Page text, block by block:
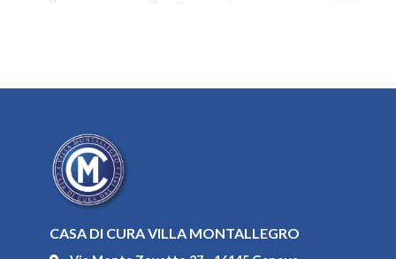
CASA DI CURA VILLA MONTALLEGRO